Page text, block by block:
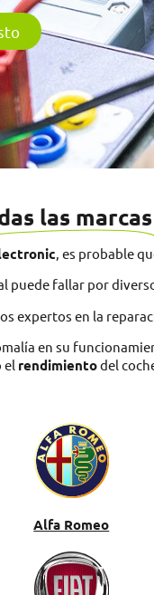
las marcas
, es probable
puede fallar por
expertos en la
en su
el rendimientodel
Alfa Romeo